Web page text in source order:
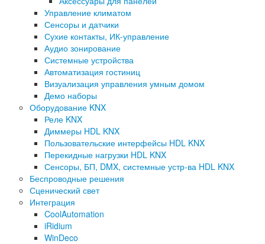
Управление климатом
Сенсоры и датчики
Сухие контакты, ИК-управление
Аудио зонирование
Системные устройства
Автоматизация гостиниц
Визуализация управления умным домом
Демо наборы
Оборудование KNX
Реле KNX
Диммеры HDL KNX
Пользовательские интерфейсы HDL KNX
Перекидные нагрузки HDL KNX
Сенсоры, БП, DMX, системные устр-ва HDL KNX
Беспроводные решения
Сценический свет
Интеграция
CoolAutomation
iRidium
WinDeco